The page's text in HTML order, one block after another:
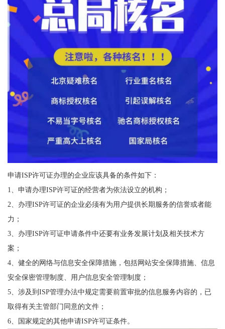
申请ISP许可证办理的企业应该具备的条件如下：
1、申请办理ISP许可证的经营者为依法设立的机构；
2、办理ISP许可证的企业必须有为用户提供长期服务的信誉或者能
力；
3、办理ISP许可证申请条件中还要有业务发展计划及相关技术方
案；
4、健全的网络与信息安全保障措施，包括网站安全保障措施、信息
安全保密管理制度、用户信息安全管理制度；
5、涉及到ISP管理办法中规定需要前置审批的信息服务内容的，已
取得有关主管部门同意的文件；
6、国家规定的其他申请ISP许可证条件。